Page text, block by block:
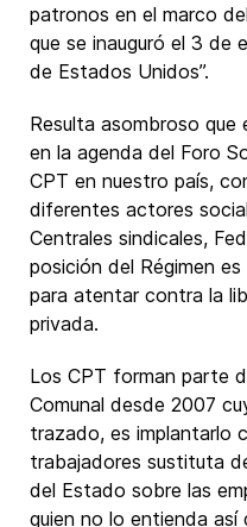
patronos en el marco
que se inauguró el 3 de
de Estados Unidos”.
Resulta asombroso que
en la agenda del Foro
CPT en nuestro país,
diferentes actores
Centrales sindicales,
posición del Régimen
para atentar contra la
privada.
Los CPT forman parte
Comunal desde 2007
trazado, es implantarlo
trabajadores sustituta
del Estado sobre las
quien no lo entienda así